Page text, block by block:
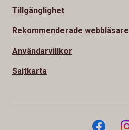
Tillgänglighet
Rekommenderade webbläsare
Användarvillkor
Sajtkarta